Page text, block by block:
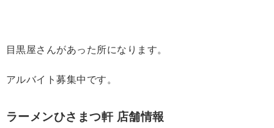
目黒屋さんがあった所になります。
アルバイト募集中です。
ラーメンひさまつ軒 店舗情報